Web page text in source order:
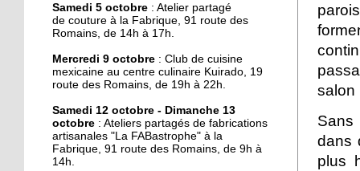
27 septembre 2019
J'ai testé pour vous la
danse Kpop
27 septembre 2019
Une maison mitoyenne
détruite par un incendie
26 septembre 2019
Samedi 5 octobre : Atelier partagé
de couture à la Fabrique, 91 route des
Romains, de 14h à 17h.
Mercredi 9 octobre : Club de cuisine
mexicaine au centre culinaire Kuirado, 19
route des Romains, de 19h à 22h.
Samedi 12 octobre - Dimanche 13
octobre : Ateliers partagés de fabrications
artisanales "La FABastrophe" à la
Fabrique, 91 route des Romains, de 9h à
14h.
salon
dans
plus